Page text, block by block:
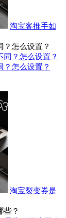
淘宝客推手如
？怎么设置？
？怎么设置？
淘宝裂变券是
些？